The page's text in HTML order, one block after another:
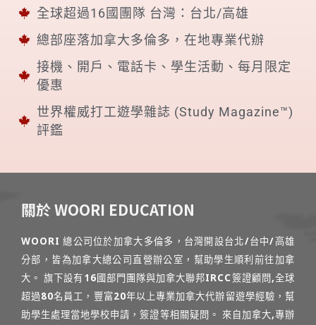
全球超過16國團隊 台灣：台北/高雄
總部座落加拿大多倫多，在地專業代辦
接機、開戶、電話卡、學生活動、每月限定
優惠
世界權威打工遊學雜誌 (Study Magazine™)
評鑑
關於 WOORI EDUCATION
WOORI 總公司位於加拿大多倫多，台灣開設台北/台中/高雄
分部，皆為加拿大總公司直營辦公室，幫助學生順利前往加拿
大。 旗下設有16國部門團隊與加拿大聯邦IRCC簽證顧問,全球
超過80名員工，豐富20年以上專業加拿大代辦留遊學經驗，幫
助學生處理當地學校申請，簽證等相關疑問。 來自加拿大,專辦